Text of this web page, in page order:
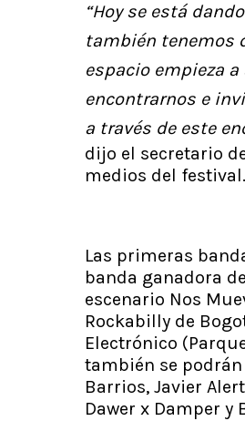
“Hoy se está
también tenemos
espacio empieza
encontrarnos e
a través de este
dijo el secretario
medios del festival.
Las primeras
banda ganadora
escenario Nos
Rockabilly de
Electrónico
también se
Barrios, Javier
Dawer x Damper y